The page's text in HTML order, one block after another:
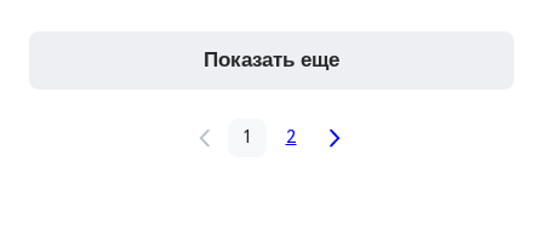
показать еще
1 2